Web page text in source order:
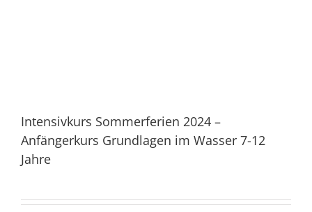
Intensivkurs Sommerferien 2024 –
Anfängerkurs Grundlagen im Wasser 7-12
Jahre